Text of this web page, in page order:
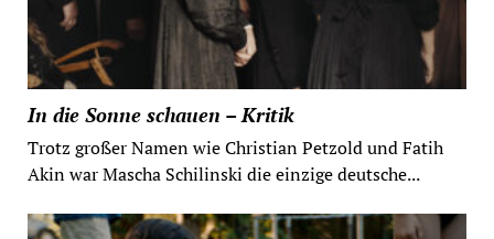
In die Sonne schauen – Kritik
Trotz großer Namen wie Christian Petzold und Fatih
Akin war Mascha Schilinski die einzige deutsche...